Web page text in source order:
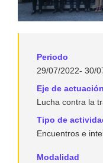
Periodo
29/07/2022- 30/
Eje de actuación
Lucha contra la
Tipo de
Encuentros e
Modalidad